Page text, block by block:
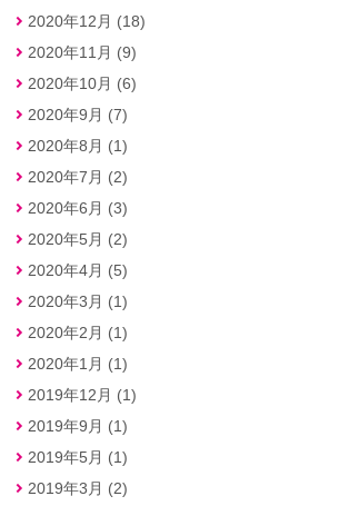
2020年12月 (18)
2020年11月 (9)
2020年10月 (6)
2020年9月 (7)
2020年8月 (1)
2020年7月 (2)
2020年6月 (3)
2020年5月 (2)
2020年4月 (5)
2020年3月 (1)
2020年2月 (1)
2020年1月 (1)
2019年12月 (1)
2019年9月 (1)
2019年5月 (1)
2019年3月 (2)